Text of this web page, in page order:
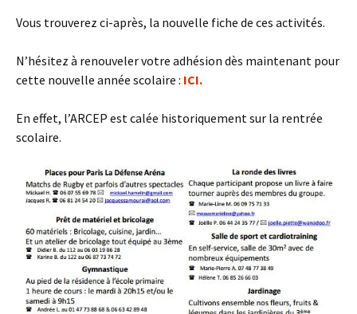
Vous trouverez ci-après, la nouvelle fiche de ces activités.
N’hésitez à renouveler votre adhésion dès maintenant pour
cette nouvelle année scolaire : ICI.
En effet, l’ARCEP est calée historiquement sur la rentrée
scolaire.